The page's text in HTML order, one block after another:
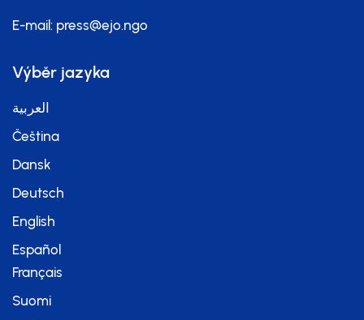
E-mail: press@ejo.ngo
Výběr jazyka
العربية
Čeština
Dansk
Deutsch
English
Español
Français
Suomi